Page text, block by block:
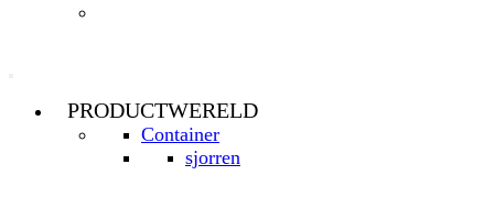
PRODUCTWERELD
Container
sjorren